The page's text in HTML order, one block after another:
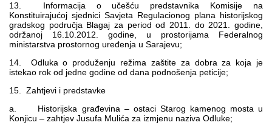
13. Informacija o učešću predstavnika Komisije na
Konstituirajućoj sjednici Savjeta Regulacionog plana historijskog
gradskog područja Blagaj za period od 2011. do 2021. godine,
održanoj 16.10.2012. godine, u prostorijama Federalnog
ministarstva prostornog uređenja u Sarajevu;
14. Odluka o produženju režima zaštite za dobra za koja je
istekao rok od jedne godine od dana podnošenja peticije;
15. Zahtjevi i predstavke
a. Historijska građevina – ostaci Starog kamenog mosta u
Konjicu – zahtjev Jusufa Mulića za izmjenu naziva Odluke;